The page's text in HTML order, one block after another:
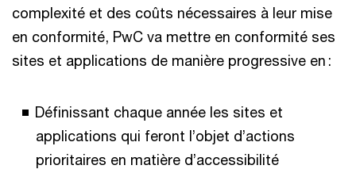
complexité et des coûts nécessaires à leur mise
en conformité, PwC va mettre en conformité ses
sites et applications de manière progressive en :
Définissant chaque année les sites et
applications qui feront l’objet d’actions
prioritaires en matière d’accessibilité